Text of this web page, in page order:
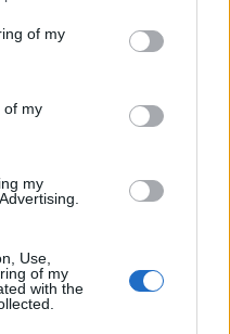
You may click to
its third-party tags to
in below Google
of my
of my
my
Use,
of my
with the